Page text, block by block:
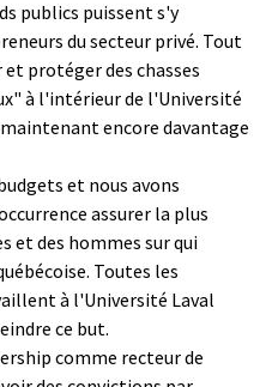
publics puissent s'y
du secteur privé. Tout
protéger des chasses
à l'intérieur de l'Université
encore davantage
et nous avons
assurer la plus
et des hommes sur qui
Toutes les
à l'Université Laval
ce but.
comme recteur de